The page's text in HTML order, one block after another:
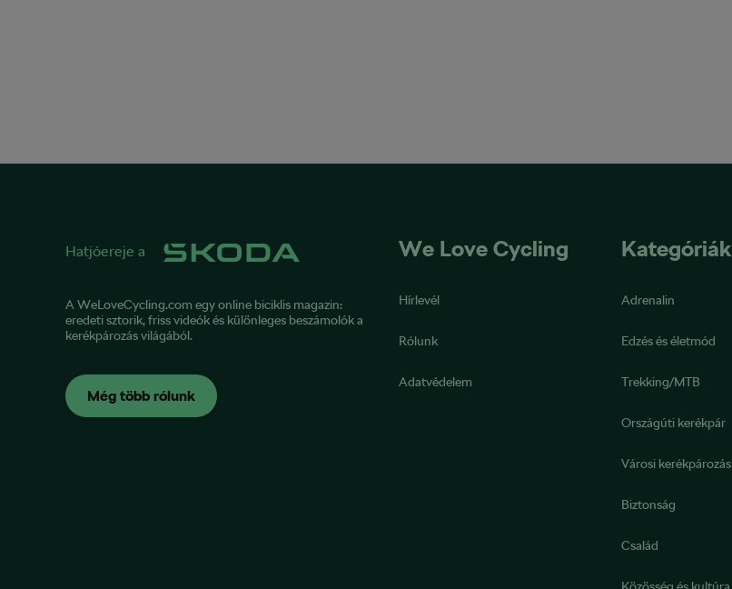
Hatjóereje a
A WeLoveCycling.com egy online biciklis magazin:
eredeti sztorik, friss videók és különleges beszámolók a
kerékpározás világából.
Még több rólunk
We Love Cycling
Hírlevél
Rólunk
Adatvédelem
Kategóriák
Adrenalin
Edzés és életmód
Trekking/MTB
Országúti kerékpár
Városi kerékpározás
Biztonság
Család